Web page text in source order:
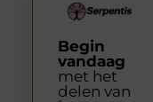
Begin
vandaag
met het
delen van